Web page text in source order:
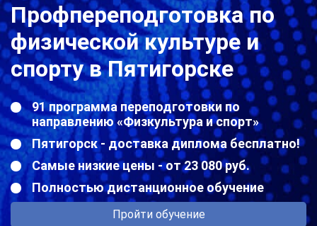
Профпереподготовка по
физической культуре и
спорту в Пятигорске
91 программа переподготовки по
направлению «Физкультура и спорт»
Пятигорск - доставка диплома бесплатно!
Самые низкие цены - от 23 080 руб.
Полностью дистанционное обучение
Пройти обучение